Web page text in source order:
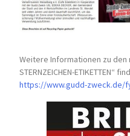
Weitere Informationen zu den
STERNZEICHEN-ETIKETTEN“
https://www.gudd-zweck.de/